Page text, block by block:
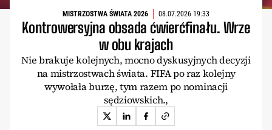
MISTRZOSTWA ŚWIATA 2026 08.07.2026 19:33
Kontrowersyjna obsada ćwierćfinału. Wrze
w obu krajach
Nie brakuje kolejnych, mocno dyskusyjnych decyzji
na mistrzostwach świata. FIFA po raz kolejny
wywołała burzę, tym razem po nominacji
sędziowskich.,